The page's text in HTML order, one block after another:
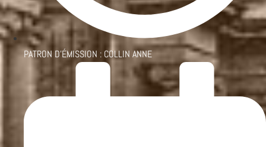
PATRON D'ÉMISSION : COLLIN ANNE